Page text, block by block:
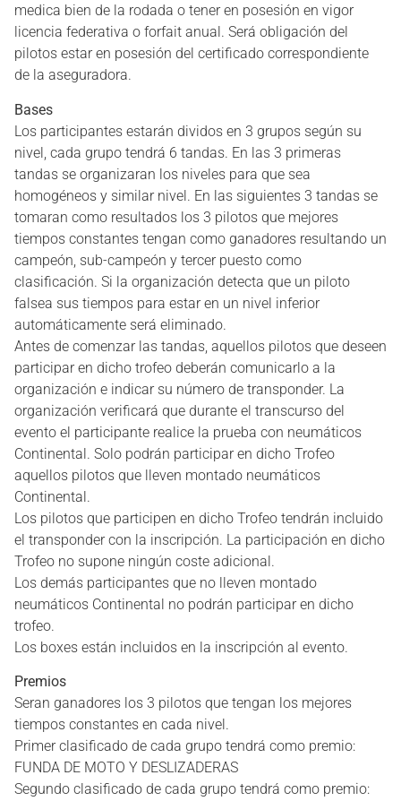
medica bien de la rodada o tener en posesión en vigor
licencia federativa o forfait anual. Será obligación del
pilotos estar en posesión del certificado correspondiente
de la aseguradora.
Bases
Los participantes estarán dividos en 3 grupos según su
nivel, cada grupo tendrá 6 tandas. En las 3 primeras
tandas se organizaran los niveles para que sea
homogéneos y similar nivel. En las siguientes 3 tandas se
tomaran como resultados los 3 pilotos que mejores
tiempos constantes tengan como ganadores resultando un
campeón, sub-campeón y tercer puesto como
clasificación. Si la organización detecta que un piloto
falsea sus tiempos para estar en un nivel inferior
automáticamente será eliminado.
Antes de comenzar las tandas, aquellos pilotos que deseen
participar en dicho trofeo deberán comunicarlo a la
organización e indicar su número de transponder. La
organización verificará que durante el transcurso del
evento el participante realice la prueba con neumáticos
Continental. Solo podrán participar en dicho Trofeo
aquellos pilotos que lleven montado neumáticos
Continental.
Los pilotos que participen en dicho Trofeo tendrán incluido
el transponder con la inscripción. La participación en dicho
Trofeo no supone ningún coste adicional.
Los demás participantes que no lleven montado
neumáticos Continental no podrán participar en dicho
trofeo.
Los boxes están incluidos en la inscripción al evento.
Premios
Seran ganadores los 3 pilotos que tengan los mejores
tiempos constantes en cada nivel.
Primer clasificado de cada grupo tendrá como premio:
FUNDA DE MOTO Y DESLIZADERAS
Segundo clasificado de cada grupo tendrá como premio: